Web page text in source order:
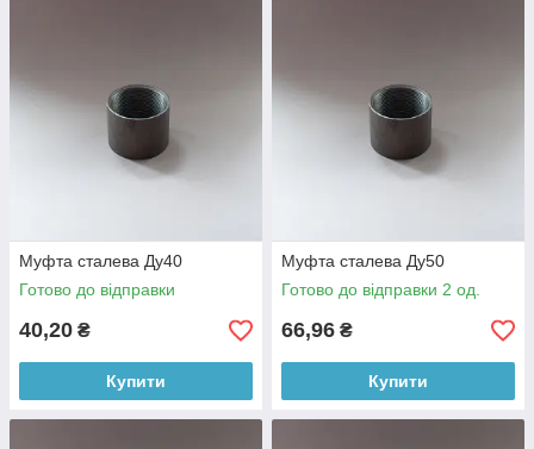
Муфта сталева Ду40
Готово до відправки
40,20 ₴
Купити
Муфта сталева Ду50
Готово до відправки 2 од.
66,96 ₴
Купити